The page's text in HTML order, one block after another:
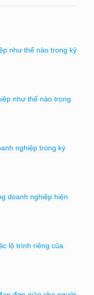
như thế nào trong kỷ
như thế nào trong
nghiệp trong kỷ
doanh nghiệp hiện
lộ trình riêng của